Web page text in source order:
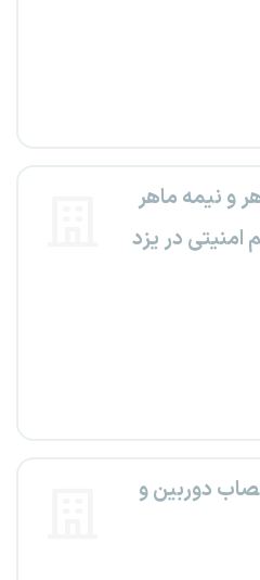
و نیمه ماهر
در یزد
دوربین و